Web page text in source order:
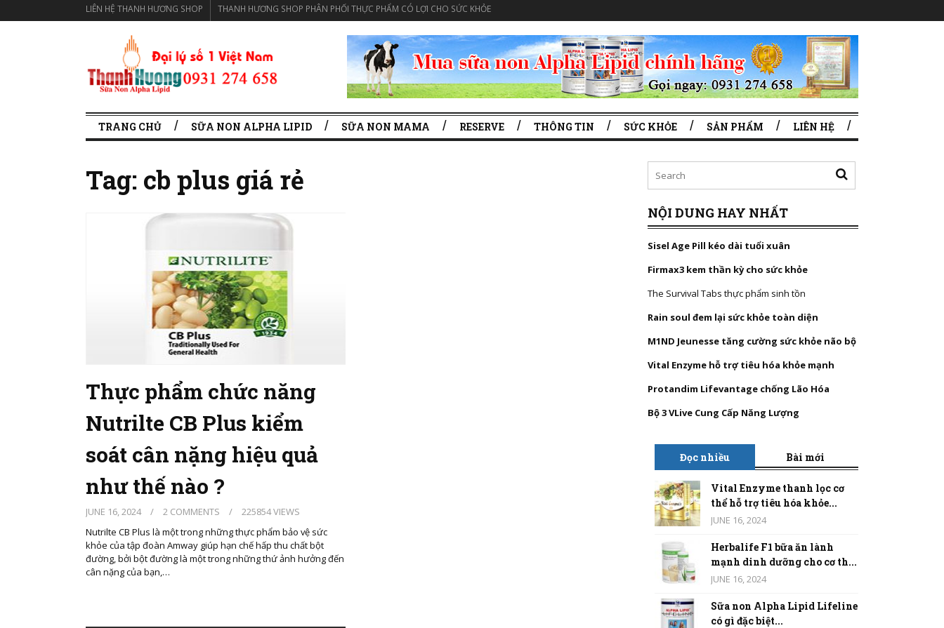
LIÊN HỆ THANH HƯƠNG SHOP THANH HƯƠNG SHOP PHÂN PHỐI THỰC PHẨM CÓ LỢI CHO SỨC KHỎE
TRANG CHỦ SỮA NON ALPHA LIPID SỮA NON MAMA RESERVE THÔNG TIN SỨC KHỎE SẢN PHẨM LIÊN HỆ
Tag: cb plus giá rẻ
Thực phẩm chức năng
Nutrilte CB Plus kiểm
soát cân nặng hiệu quả
như thế nào ?
JUNE 16, 2024 / 2 COMMENTS /
225854 VIEWS
Nutrilte CB Plus là một trong những thực phẩm bảo vệ sức
khỏe của tập đoàn Amway giúp hạn chế hấp thu chất bột
đường, bởi bột đường là một trong những thứ ảnh hưởng đến
cân nặng của bạn,…
NỘI DUNG HAY NHẤT
Sisel Age Pill kéo dài tuổi xuân
Firmax3 kem thần kỳ cho sức khỏe
The Survival Tabs thực phẩm sinh tồn
Rain soul đem lại sức khỏe toàn diện
M1ND Jeunesse tăng cường sức khỏe não bộ
Vital Enzyme hỗ trợ tiêu hóa khỏe mạnh
Protandim Lifevantage chống Lão Hóa
Bộ 3 VLive Cung Cấp Năng Lượng
Đọc nhiều Bài mới
Vital Enzyme thanh lọc cơ
thể hỗ trợ tiêu hóa khỏe...
JUNE 16, 2024
Herbalife F1 bữa ăn lành
mạnh dinh dưỡng cho cơ th...
JUNE 16, 2024
Sữa non Alpha Lipid Lifeline
có gì đặc biệt...